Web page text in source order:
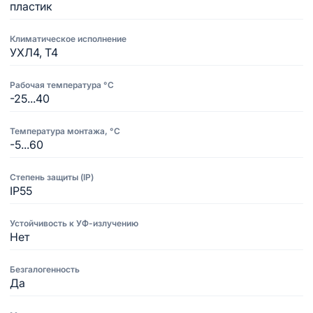
пластик
Климатическое исполнение
УХЛ4, Т4
Рабочая температура °C
-25...40
Температура монтажа, °C
-5...60
Степень защиты (IP)
IP55
Устойчивость к УФ-излучению
Нет
Безгалогенность
Да